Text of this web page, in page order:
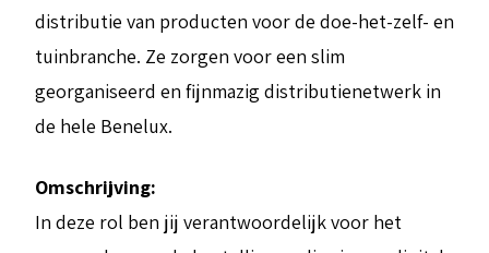
distributie van producten voor de doe-het-zelf- en
tuinbranche. Ze zorgen voor een slim
georganiseerd en fijnmazig distributienetwerk in
de hele Benelux.
Omschrijving:
In deze rol ben jij verantwoordelijk voor het